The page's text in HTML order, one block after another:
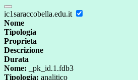
ic1saraccobella.edu.it
Nome
Tipologia
Proprieta
Descrizione
Durata
Nome: _pk_id.1.fdb3
Tipologia: analitico